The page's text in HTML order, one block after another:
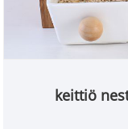
keittiö